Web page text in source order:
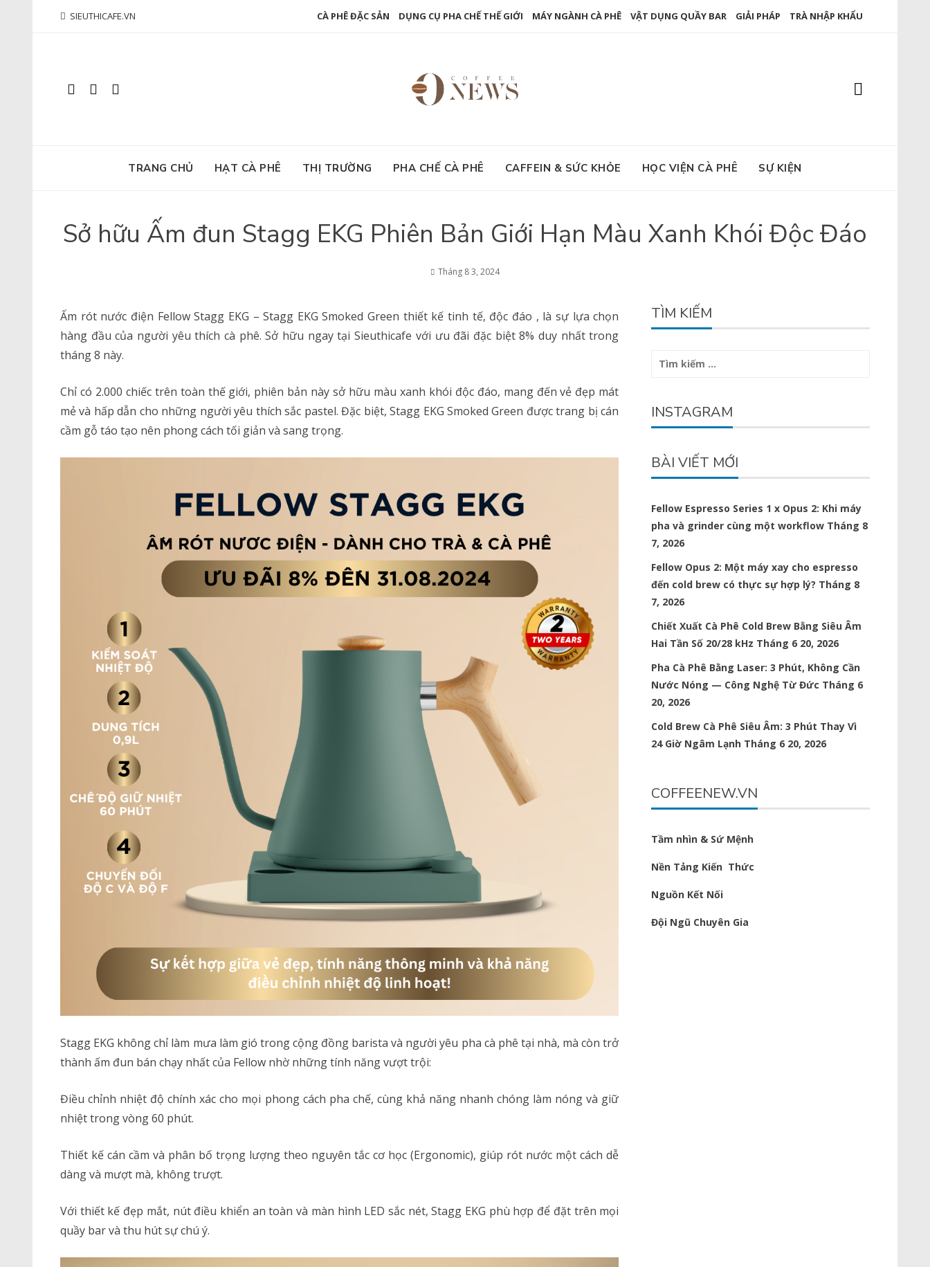
SIEUTHICAFE.VN CÀ PHÊ ĐẶC SẢN DỤNG CỤ PHA CHẾ THẾ GIỚI MÁY NGÀNH CÀ PHÊ VẬT DỤNG QUẦY BAR GIẢI PHÁP TRÀ NHẬP KHẨU
TRANG CHỦ HẠT CÀ PHÊ THỊ TRƯỜNG PHA CHẾ CÀ PHÊ CAFFEIN & SỨC KHỎE HỌC VIỆN CÀ PHÊ SỰ KIỆN
Sở hữu Ấm đun Stagg EKG Phiên Bản Giới Hạn Màu Xanh Khói Độc Đáo
Tháng 8 3, 2024
Ấm rót nước điện Fellow Stagg EKG – Stagg EKG Smoked Green thiết kế tinh tế, độc đáo , là sự lựa chọn
hàng đầu của người yêu thích cà phê. Sở hữu ngay tại Sieuthicafe với ưu đãi đặc biệt 8% duy nhất trong
tháng 8 này.
Chỉ có 2.000 chiếc trên toàn thế giới, phiên bản này sở hữu màu xanh khói độc đáo, mang đến vẻ đẹp mát
mẻ và hấp dẫn cho những người yêu thích sắc pastel. Đặc biệt, Stagg EKG Smoked Green được trang bị cán
cầm gỗ táo tạo nên phong cách tối giản và sang trọng.
Stagg EKG không chỉ làm mưa làm gió trong cộng đồng barista và người yêu pha cà phê tại nhà, mà còn trở
thành ấm đun bán chạy nhất của Fellow nhờ những tính năng vượt trội:
Điều chỉnh nhiệt độ chính xác cho mọi phong cách pha chế, cùng khả năng nhanh chóng làm nóng và giữ
nhiệt trong vòng 60 phút.
Thiết kế cán cầm và phân bố trọng lượng theo nguyên tắc cơ học (Ergonomic), giúp rót nước một cách dễ
dàng và mượt mà, không trượt.
Với thiết kế đẹp mắt, nút điều khiển an toàn và màn hình LED sắc nét, Stagg EKG phù hợp để đặt trên mọi
quầy bar và thu hút sự chú ý.
TÌM KIẾM
Tìm
INSTAGRAM
BÀI VIẾT MỚI
Fellow Espresso Series 1 x Opus 2: Khi máy
pha và grinder cùng một workflow Tháng 8
7, 2026
Fellow Opus 2: Một máy xay cho espresso
đến cold brew có thực sự hợp lý? Tháng 8
7, 2026
Chiết Xuất Cà Phê Cold Brew Bằng Siêu Âm
Hai Tần Số 20/28 kHz Tháng 6 20, 2026
Pha Cà Phê Bằng Laser: 3 Phút, Không Cần
Nước Nóng — Công Nghệ Từ Đức Tháng 6
20, 2026
Cold Brew Cà Phê Siêu Âm: 3 Phút Thay Vì
24 Giờ Ngâm Lạnh Tháng 6 20, 2026
COFFEENEW.VN
Tầm nhìn & Sứ Mệnh
Nền Tảng Kiến Thức
Nguồn Kết Nối
Đội Ngũ Chuyên Gia